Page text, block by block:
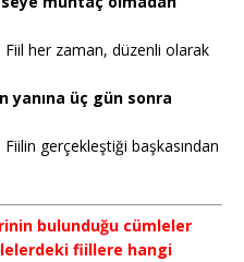
Fiil her zaman, düzenli olarak
yanına üç gün sonra
Fiilin gerçekleştiği başkasından
bulunduğu cümleler
fiillere hangi